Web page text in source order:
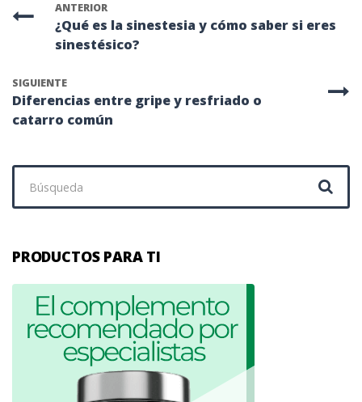
ANTERIOR
¿Qué es la sinestesia y cómo saber si eres
sinestésico?
SIGUIENTE
Diferencias entre gripe y resfriado o
catarro común
PRODUCTOS PARA TI